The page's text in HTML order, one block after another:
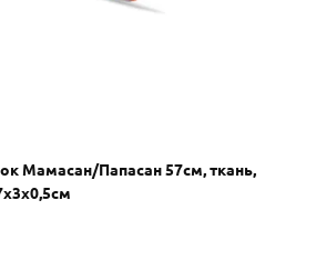
Мамасан/Папасан 57см, ткань,